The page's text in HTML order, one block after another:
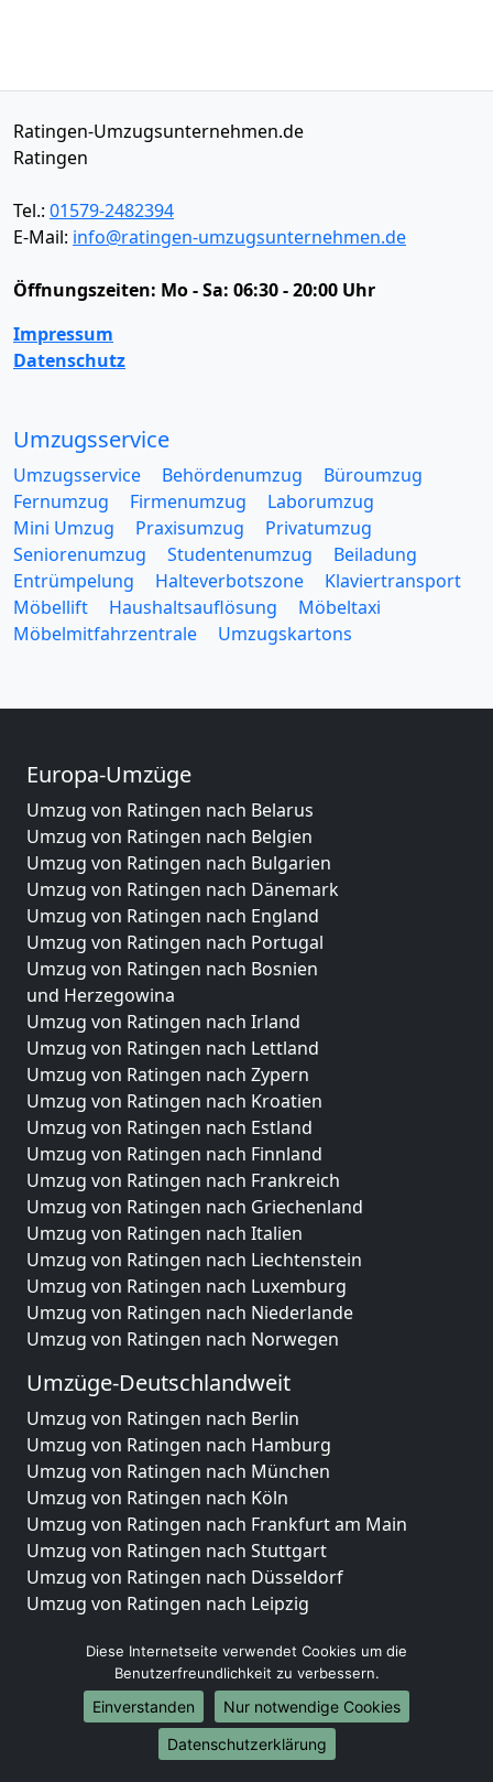
Ratingen-Umzugsunternehmen.de
Ratingen
Tel.: 01579-2482394
E-Mail: info@ratingen-umzugsunternehmen.de
Öffnungszeiten: Mo - Sa: 06:30 - 20:00 Uhr
Impressum
Datenschutz
Umzugsservice
Umzugsservice Behördenumzug
Büroumzug
Fernumzug
Firmenumzug
Laborumzug
Mini Umzug
Praxisumzug
Privatumzug
Seniorenumzug
Studentenumzug
Beiladung
Entrümpelung
Halteverbotszone
Klaviertransport
Möbellift
Haushaltsauflösung
Möbeltaxi
Möbelmitfahrzentrale
Umzugskartons
Europa-Umzüge
Umzug von Ratingen nach Belarus
Umzug von Ratingen nach Belgien
Umzug von Ratingen nach Bulgarien
Umzug von Ratingen nach Dänemark
Umzug von Ratingen nach England
Umzug von Ratingen nach Portugal
Umzug von Ratingen nach Bosnien
und Herzegowina
Umzug von Ratingen nach Irland
Umzug von Ratingen nach Lettland
Umzug von Ratingen nach Zypern
Umzug von Ratingen nach Kroatien
Umzug von Ratingen nach Estland
Umzug von Ratingen nach Finnland
Umzug von Ratingen nach Frankreich
Umzug von Ratingen nach Griechenland
Umzug von Ratingen nach Italien
Umzug von Ratingen nach Liechtenstein
Umzug von Ratingen nach Luxemburg
Umzug von Ratingen nach Niederlande
Umzug von Ratingen nach Norwegen
Umzüge-Deutschlandweit
Umzug von Ratingen nach Berlin
Umzug von Ratingen nach Hamburg
Umzug von Ratingen nach München
Umzug von Ratingen nach Köln
Umzug von Ratingen nach Frankfurt am Main
Umzug von Ratingen nach Stuttgart
Umzug von Ratingen nach Düsseldorf
Umzug von Ratingen nach Leipzig
Umzug von Ratingen nach Essen
Umzug von Ratingen nach Bremen
Umzug von Ratingen nach Dresden
Umzug von Ratingen nach Hannover
Umzug von Ratingen nach Nürnberg
Diese Internetseite verwendet Cookies um die
Benutzerfreundlichkeit zu verbessern.
Einverstanden
Nur notwendige Cookies
Datenschutzerklärung